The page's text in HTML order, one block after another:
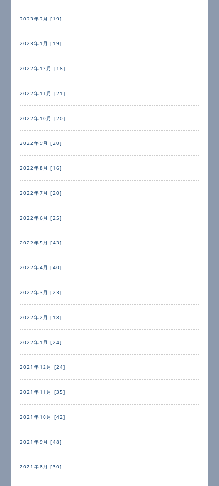
2023年2月 [19]
2023年1月 [19]
2022年12月 [18]
2022年11月 [21]
2022年10月 [20]
2022年9月 [20]
2022年8月 [16]
2022年7月 [20]
2022年6月 [25]
2022年5月 [43]
2022年4月 [40]
2022年3月 [23]
2022年2月 [18]
2022年1月 [24]
2021年12月 [24]
2021年11月 [35]
2021年10月 [42]
2021年9月 [48]
2021年8月 [30]